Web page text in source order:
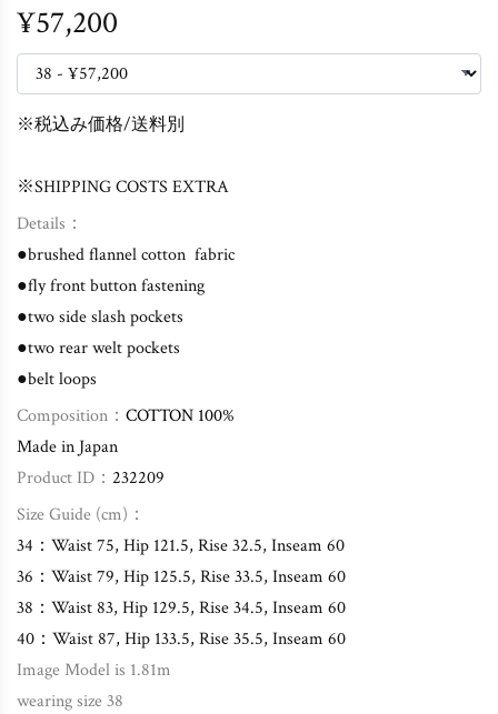
¥57,200
※税込み価格/送料別
※SHIPPING COSTS EXTRA
Details：
●brushed flannel cotton fabric
●fly front button fastening
●two side slash pockets
●two rear welt pockets
●belt loops
Composition： COTTON 100%
Made in Japan
Product ID： 232209
Size Guide (cm)：
34：Waist 75, Hip 121.5, Rise 32.5, Inseam 60
36：Waist 79, Hip 125.5, Rise 33.5, Inseam 60
38：Waist 83, Hip 129.5, Rise 34.5, Inseam 60
40：Waist 87, Hip 133.5, Rise 35.5, Inseam 60
Image Model is 1.81m
wearing size 38